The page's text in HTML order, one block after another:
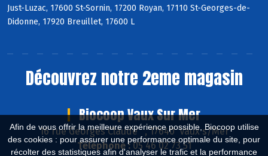
Afin de vous offrir la meilleure expérience possible, Biocoop utilise
des cookies : pour assurer une performance optimale du site, pour
récolter des statistiques afin d'analyser le trafic et la performance
Just-Luzac, 17600 St-Sornin, 17200 Royan, 17110 St-Georges-de-
Didonne, 17920 Breuillet, 17600 L
Découvrez notre 2eme magasin
Biocoop Vaux Sur Mer
16 rue Georges Claude , 17640 Vaux s/Mer
Téléphone :05 46 02 73 51